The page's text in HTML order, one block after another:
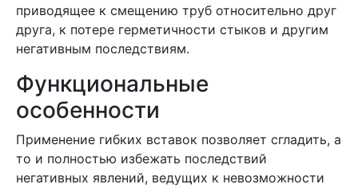
приводящее к смещению труб относительно друг
друга, к потере герметичности стыков и другим
негативным последствиям.
Функциональные
особенности
Применение гибких вставок позволяет сгладить, а
то и полностью избежать последствий
негативных явлений, ведущих к невозможности